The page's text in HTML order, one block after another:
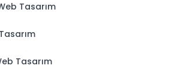
Tasarım
Tasarım